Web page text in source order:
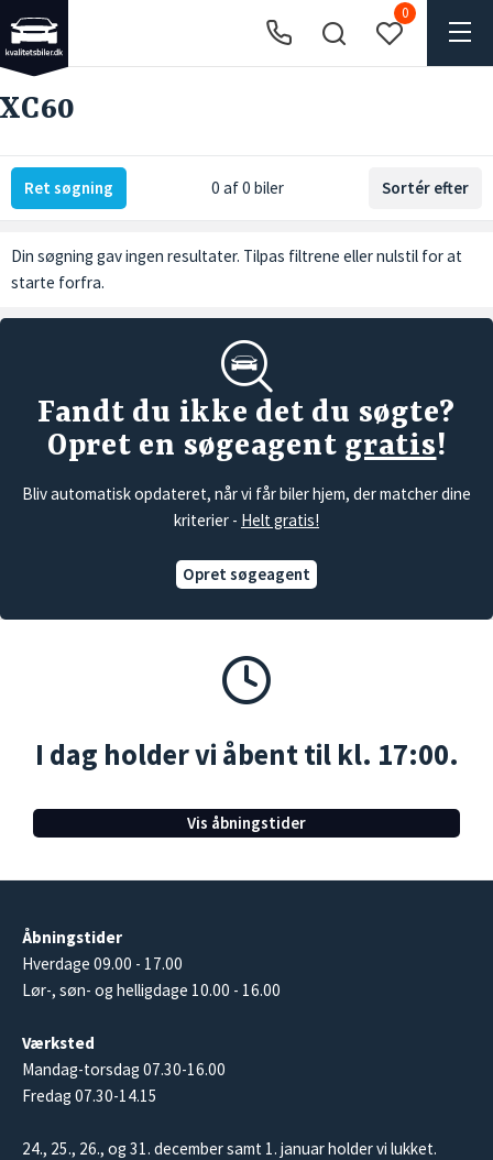
0
XC60
Ret søgning 0 af 0 biler Sortér efter
Din søgning gav ingen resultater. Tilpas filtrene ellernulstil for at
starte forfra.
Fandt du ikke det du søgte?
Opret en søgeagent gratis!
Bliv automatisk opdateret, når vi får biler hjem, der matcher dine
kriterier - Helt gratis!
Opret søgeagent
I dag holder vi åbent til kl. 17:00.
Vis åbningstider
Åbningstider
Hverdage 09.00 - 17.00
Lør-, søn- og helligdage 10.00 - 16.00
Værksted
Mandag-torsdag 07.30-16.00
Fredag 07.30-14.15
24., 25., 26., og 31. december samt 1. januar holder vi lukket.